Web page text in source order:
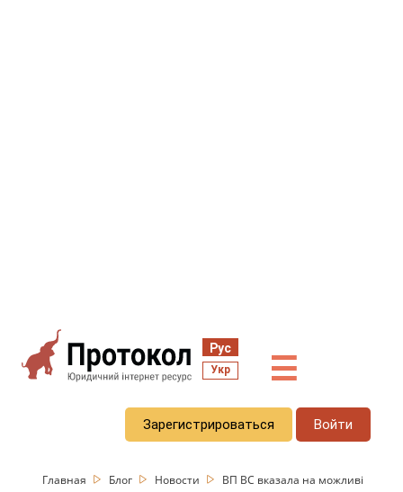
Рус
Укр ☰
Зарегистрироваться Войти
Главная Блог Новости
ВП ВС вказала на можливі